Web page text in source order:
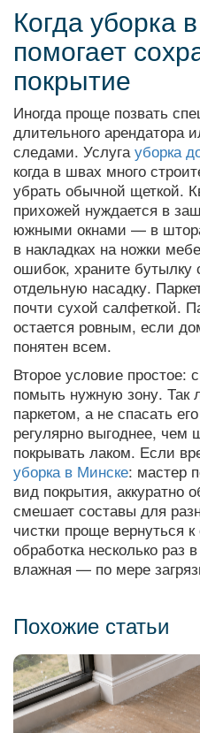
Когда уборка
помогает
покрытие
Иногда проще позвать
длительного арендатора
следами. Услуга уборка
когда в швах много
убрать обычной щеткой.
прихожей нуждается в
южными окнами — в
в накладках на ножки
ошибок, храните бутылку
отдельную насадку.
почти сухой салфеткой.
остается ровным, если
понятен всем.
Второе условие простое:
помыть нужную зону. Так
паркетом, а не спасать
регулярно выгоднее, чем
покрывать лаком. Если
уборка в Минске: мастер
вид покрытия, аккуратно
смешает составы для
чистки проще вернуться
обработка несколько раз
влажная — по мере
Похожие статьи